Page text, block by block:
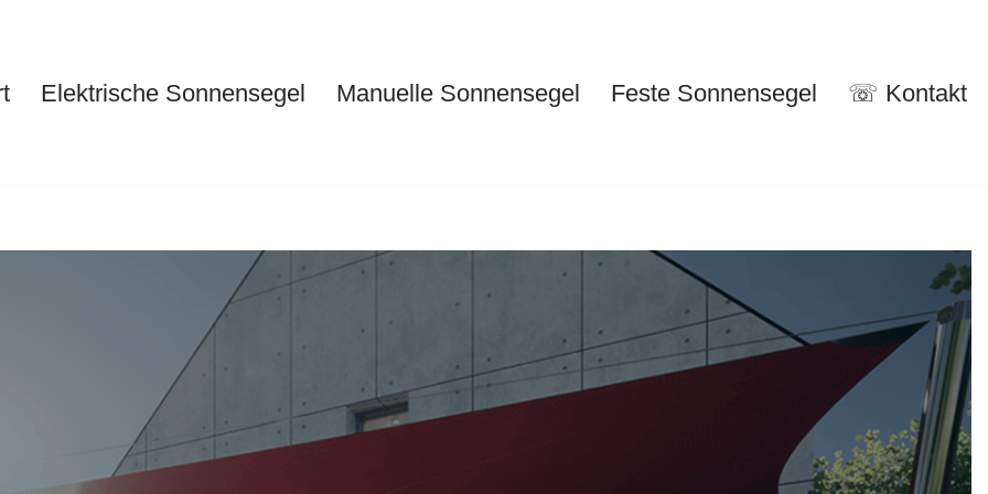
Elektrische Sonnensegel Manuelle Sonnensegel Feste Sonnensegel ☏ Kontakt